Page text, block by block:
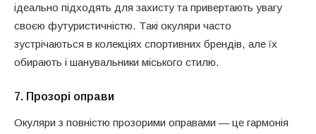
ідеально підходять для захисту та привертають увагу
своєю футуристичністю. Такі окуляри часто
зустрічаються в колекціях спортивних брендів, але їх
обирають і шанувальники міського стилю.
7. Прозорі оправи
Окуляри з повністю прозорими оправами — це гармонія